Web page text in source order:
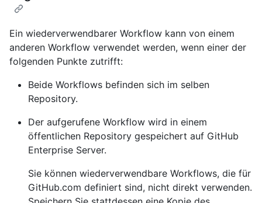
Ein wiederverwendbarer Workflow kann von einem
anderen Workflow verwendet werden, wenn einer der
folgenden Punkte zutrifft:
Beide Workflows befinden sich im selben
Repository.
Der aufgerufene Workflow wird in einem
öffentlichen Repository gespeichert auf GitHub
Enterprise Server.
Sie können wiederverwendbare Workflows, die für
GitHub.com definiert sind, nicht direkt verwenden.